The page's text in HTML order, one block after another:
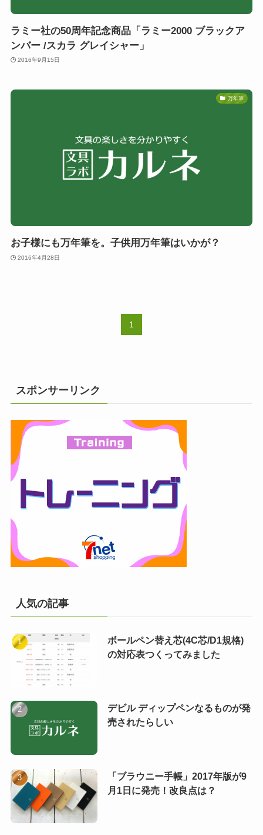
ラミー社の50周年記念商品「ラミー2000 ブラックア
ンバー /スカラ グレイシャー」
2016年9月15日
万年筆
お子様にも万年筆を。子供用万年筆はいかが？
2016年4月28日
1
スポンサーリンク
人気の記事
ボールペン替え芯(4C芯/D1規格)
の対応表つくってみました
デビル ディップペンなるものが発
売されたらしい
「ブラウニー手帳」2017年版が9
月1日に発売！改良点は？